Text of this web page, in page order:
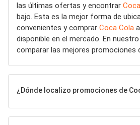
las últimas ofertas y encontrar
bajo. Esta es la mejor forma de
convenientes y comprar Coca Cola
disponible en el mercado. En
comparar las mejores promociones
¿Dónde localizo promociones de